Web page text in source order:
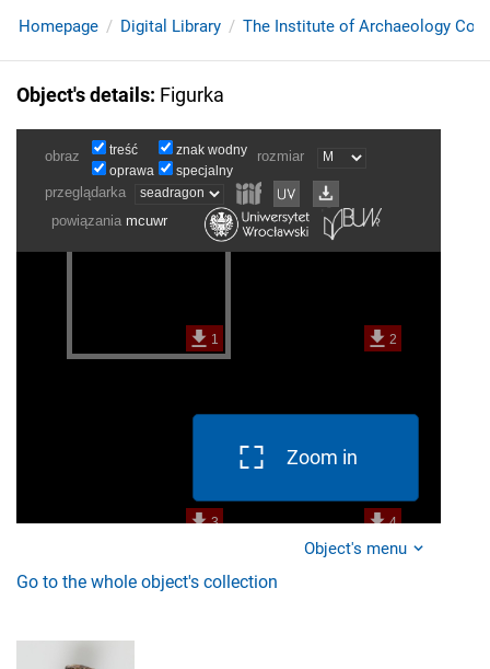
Homepage Digital Library The Institute of Archaeology
Object's details: Figurka
Zoom in
Object's menu
Go to the whole object's collection